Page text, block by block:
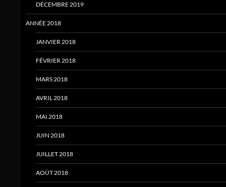
DÉCEMBRE 2019
ANNÉE 2018
JANVIER 2018
FÉVRIER 2018
MARS 2018
AVRIL 2018
MAI 2018
JUIN 2018
JUILLET 2018
AOÛT 2018